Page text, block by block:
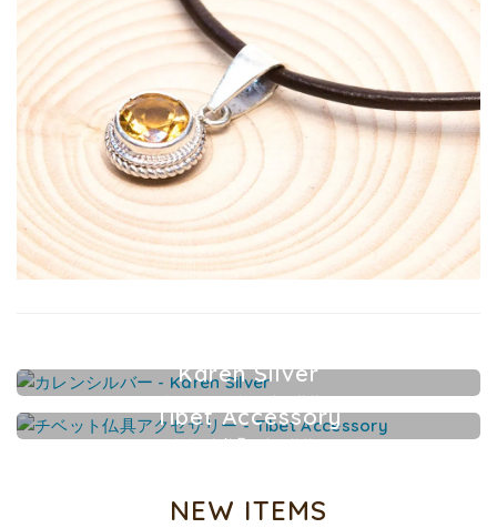
Karen Silver
カレンシルバーアクセサリー
Tibet Accessory
チベット仏具アクセサリー
NEW ITEMS